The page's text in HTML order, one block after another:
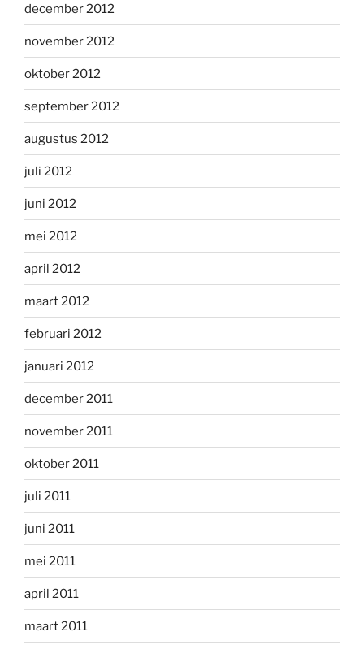
december 2012
november 2012
oktober 2012
september 2012
augustus 2012
juli 2012
juni 2012
mei 2012
april 2012
maart 2012
februari 2012
januari 2012
december 2011
november 2011
oktober 2011
juli 2011
juni 2011
mei 2011
april 2011
maart 2011